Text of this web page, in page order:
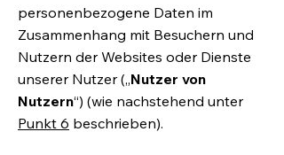
personenbezogene Daten im
Zusammenhang mit Besuchern und
Nutzern der Websites oder Dienste
unserer Nutzer („Nutzer von
Nutzern“) (wie nachstehend unter
Punkt 6 beschrieben).